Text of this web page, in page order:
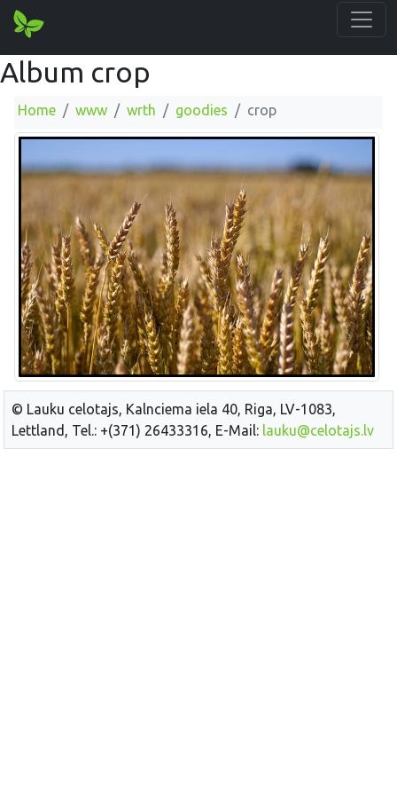
Album crop
Home www wrth goodies crop
© Lauku celotajs, Kalnciema iela 40, Riga, LV-1083,
Lettland, Tel.: +(371) 26433316, E-Mail: lauku@celotajs.lv